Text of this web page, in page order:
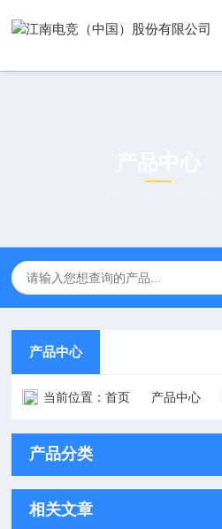
产品中心
当前位置：首页 产品中心
产品分类
相关文章